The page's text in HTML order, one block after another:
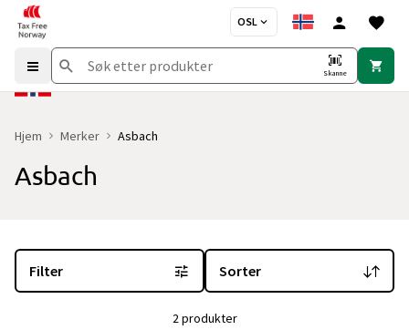
OSL
Skanne
Hjem Merker Asbach
Asbach
Filter Sorter
2 produkter